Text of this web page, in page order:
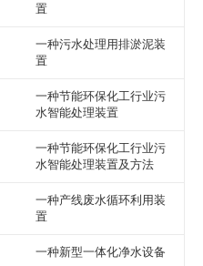
置
一种污水处理用排淤泥装
置
一种节能环保化工行业污
水智能处理装置
一种节能环保化工行业污
水智能处理装置及方法
一种产线废水循环利用装
置
一种新型一体化净水设备